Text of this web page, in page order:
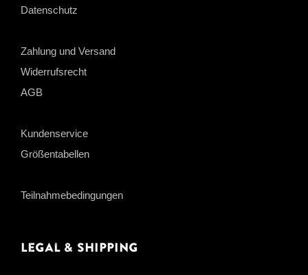
Datenschutz
Zahlung und Versand
Widerrufsrecht
AGB
Kundenservice
Größentabellen
Teilnahmebedingungen
Legal & Shipping